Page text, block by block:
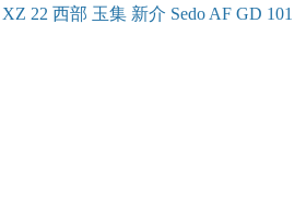
XZ 22 西部 玉集 新介 Sedo AF GD 101